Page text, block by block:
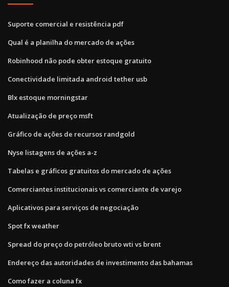
Suporte comercial e resistência pdf
Qual é a planilha do mercado de ações
Robinhood não pode obter estoque gratuito
Conectividade limitada android tether usb
Blx estoque morningstar
Atualização de preço msft
Gráfico de ações de recursos randgold
Nyse listagens de ações a-z
Tabelas e gráficos gratuitos do mercado de ações
Comerciantes institucionais vs comerciante de varejo
Aplicativos para serviços de negociação
Spot fx weather
Spread do preço do petróleo bruto wti vs brent
Endereço das autoridades de investimento das bahamas
Como fazer a coluna fx